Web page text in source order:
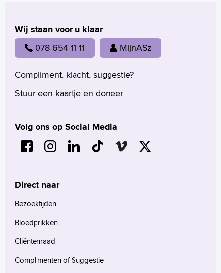
Wij staan voor u klaar
078 654 11 11 MijnASz
Compliment, klacht, suggestie?
Stuur een kaartje en doneer
Volg ons op Social Media
Direct naar
Bezoektijden
Bloedprikken
Cliëntenraad
Complimenten of Suggestie